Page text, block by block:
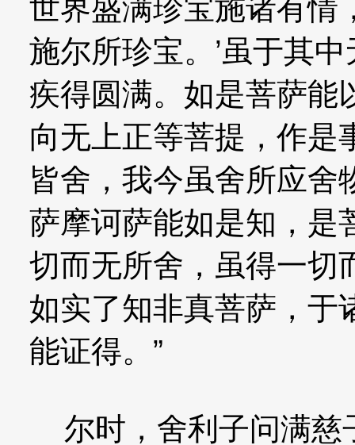
世界盛满珍宝施诸有情
施尔所珍宝。’虽于其
疾得圆满。如是菩萨能
向无上正等菩提，作是
皆舍，我今虽舍所应舍
萨摩诃萨能如是知，是
切而无所舍，虽得一切
如实了知非真菩萨，于
能证得。”
尔时，舍利子问满慈